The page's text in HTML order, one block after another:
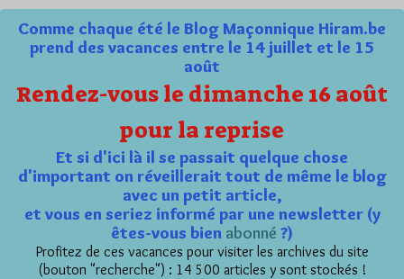
Comme chaque été le Blog Maçonnique Hiram.be
prend des vacances entre le 14 juillet et le 15
août
Rendez-vous le dimanche 16 août
pour la reprise
Et si d'ici là il se passait quelque chose
d'important on réveillerait tout de même le blog
avec un petit article,
et vous en seriez informé par une newsletter (y
êtes-vous bien abonné ?)
Profitez de ces vacances pour visiter les archives du site
(bouton "recherche") : 14 500 articles y sont stockés !